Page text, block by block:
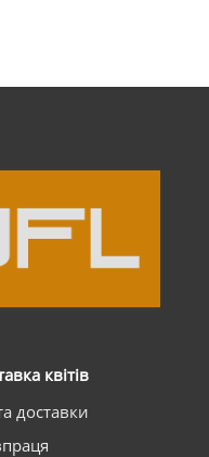
квітів
доставки